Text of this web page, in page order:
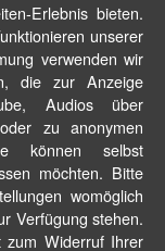
Erlebnis bieten.
unserer
verwenden wir
die zur Anzeige
Audios über
zu anonymen
können selbst
möchten. Bitte
womöglich
Verfügung stehen.
zum Widerruf Ihrer